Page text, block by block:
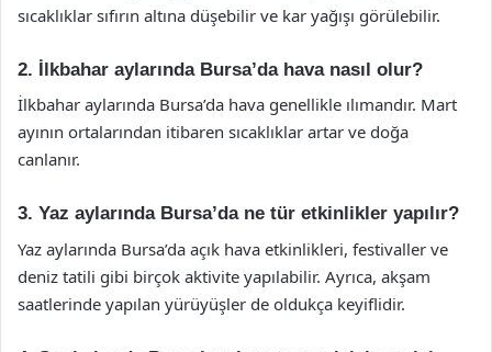
sıcaklıklar sıfırın altına düşebilir ve kar yağışı görülebilir.
2. İlkbahar aylarında Bursa’da hava nasıl olur?
İlkbahar aylarında Bursa’da hava genellikle ılımandır. Mart
ayının ortalarından itibaren sıcaklıklar artar ve doğa
canlanır.
3. Yaz aylarında Bursa’da ne tür etkinlikler yapılır?
Yaz aylarında Bursa’da açık hava etkinlikleri, festivaller ve
deniz tatili gibi birçok aktivite yapılabilir. Ayrıca, akşam
saatlerinde yapılan yürüyüşler de oldukça keyiflidir.